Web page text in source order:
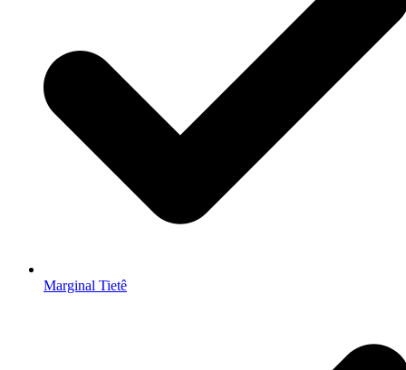
Marginal Tietê